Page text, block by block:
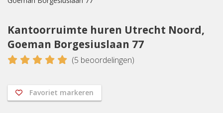
Kantoorruimte huren Utrecht Noord,
Goeman Borgesiuslaan 77
5 (5 beoordelingen)
Favoriet markeren